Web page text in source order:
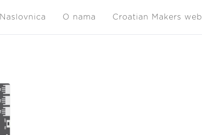
Naslovnica O nama Croatian Makers web